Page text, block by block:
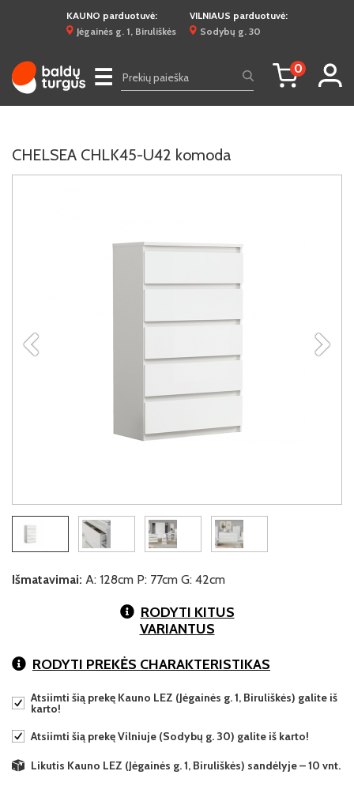
KAUNO parduotuvė:
Jėgainės g. 1, Biruliškės
VILNIAUS parduotuvė:
Sodybų g. 30
☰ 0
CHELSEA CHLK45-U42 komoda
Išmatavimai: A: 128cm P: 77cm G: 42cm
RODYTI KITUS
VARIANTUS
RODYTI PREKĖS CHARAKTERISTIKAS
Atsiimti šią prekę Kauno LEZ (Jėgainės g. 1, Biruliškės) galite iš
karto!
Atsiimti šią prekę Vilniuje (Sodybų g. 30) galite iš karto!
Likutis Kauno LEZ (Jėgainės g. 1, Biruliškės) sandėlyje – 10 vnt.